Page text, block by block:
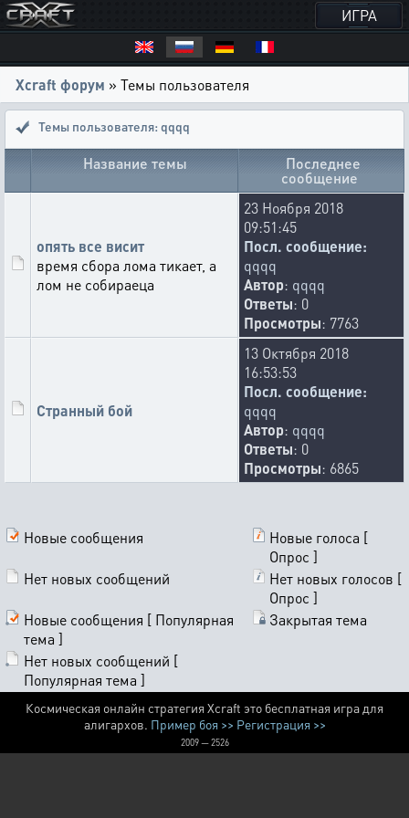
ИГРА
Xcraft форум » Темы пользователя
Темы пользователя: qqqq
Название темы Последнее
сообщение
опять все висит
время сбора лома тикает, а
лом не собираеца
23 Ноября 2018
09:51:45
Посл. сообщение:
qqqq
Автор: qqqq
Ответы: 0
Просмотры: 7763
Странный бой
13 Октября 2018
16:53:53
Посл. сообщение:
qqqq
Автор: qqqq
Ответы: 0
Просмотры: 6865
Новые сообщения
Новые голоса [
Опрос ]
Нет новых сообщений
Нет новых голосов [
Опрос ]
Новые сообщения [ Популярная
тема ]
Закрытая тема
Нет новых сообщений [
Популярная тема ]
Космическая онлайн стратегия Xcraft это бесплатная игра для
алигархов. Пример боя >> Регистрация >>
2009 — 2526